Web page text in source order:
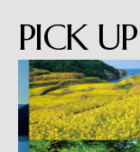
PICK UP